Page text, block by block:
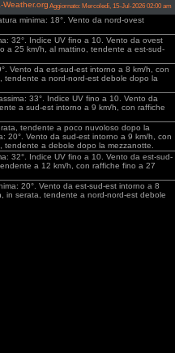
Aggiornato: Mercoledì, 15-Jul-2026 02:00 am
minima: 18°. Vento da nord-ovest
32°. Indice UV fino a 10. Vento da ovest
a 25 km/h, al mattino, tendente a est-sud-
Vento da est-sud-est intorno a 8 km/h, con
tendente a nord-nord-est debole dopo la
33°. Indice UV fino a 10. Vento da
a sud-est intorno a 9 km/h, con raffiche
tendente a poco nuvoloso dopo la
20°. Vento da sud-est intorno a 9 km/h, con
tendente a debole dopo la mezzanotte.
32°. Indice UV fino a 10. Vento da est-sud-
a 12 km/h, con raffiche fino a 27
20°. Vento da est-sud-est intorno a 8
in serata, tendente a nord-nord-est debole